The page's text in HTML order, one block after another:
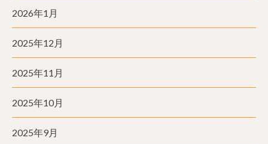
2026年1月
2025年12月
2025年11月
2025年10月
2025年9月